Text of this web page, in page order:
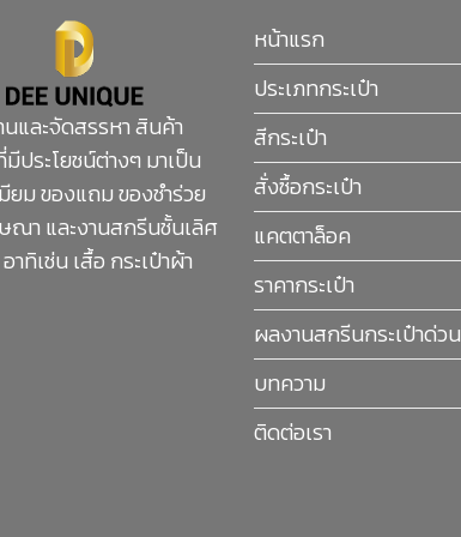
และจัดสรรหา สินค้า
ประโยชน์ต่างๆ มาเป็น
ยม ของแถม ของชำร่วย
ณา และงานสกรีนชั้นเลิศ
าทิเช่น เสื้อ กระเป๋าผ้า
หน้าแรก
ประเภทกระเป๋า
สีกระเป๋า
สั่งซื้อกระเป๋า
แคตตาล็อค
ราคากระเป๋า
ผลงานสกรีนกระเป๋าด่วน
บทความ
ติดต่อเรา